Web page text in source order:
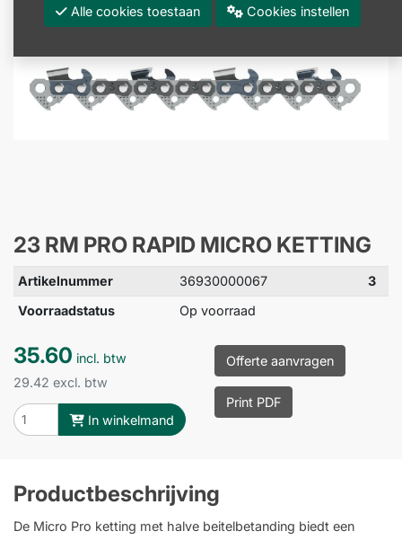
23 RM PRO RAPID MICRO KETTING
Artikelnummer 36930000067
3
Voorraadstatus
Op voorraad
35.60 incl. btw
29.42 excl. btw
In winkelmand
Offerte aanvragen
Print PDF
Productbeschrijving
De Micro Pro ketting met halve beitelbetanding biedt een
Alle cookies toestaan Cookies instellen